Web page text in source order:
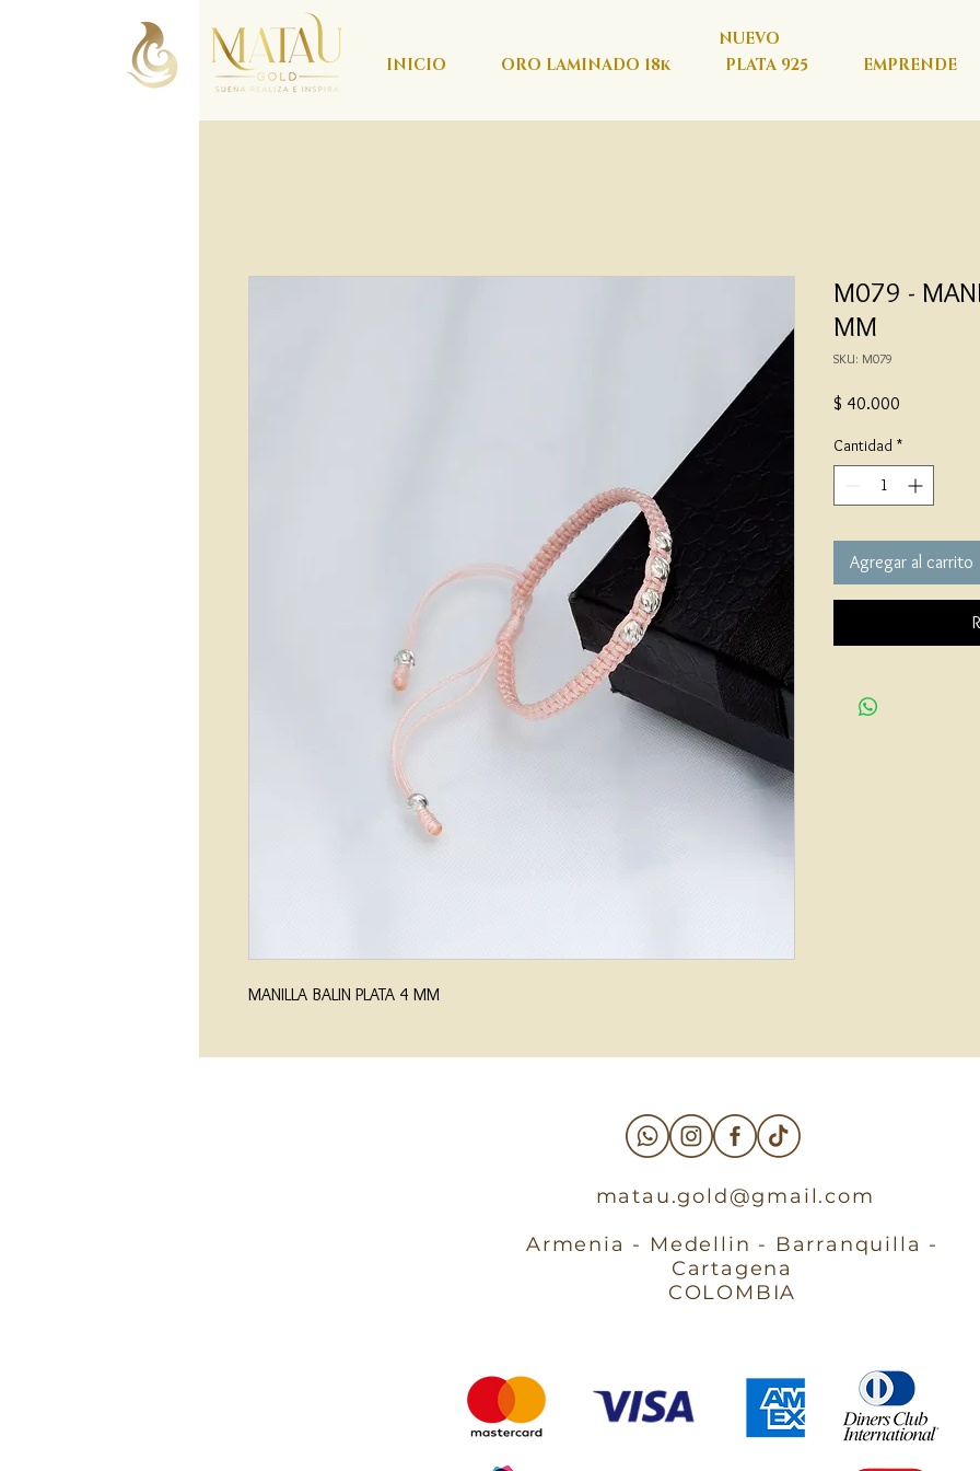
INICIO ORO LAMINADO 18k PLATA 925 EMPRENDE
NUEVO
MANILLA BALIN PLATA 4 MM
M079 -
MM
SKU: M079
$ 40.000
Cantidad *
Agregar al carrito
matau.gold@gmail.com
Armenia - Medellin - Barranquilla -
Cartagena
COLOMBIA